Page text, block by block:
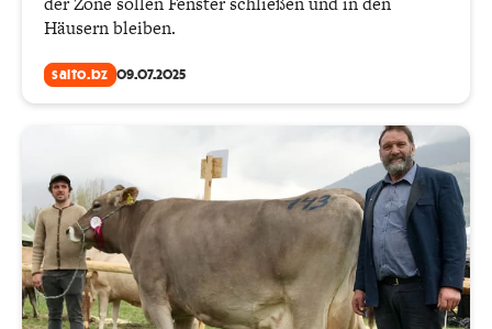
Häusern bleiben.
salto.bz 09.07.2025